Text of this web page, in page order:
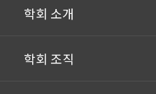
학회 소개
학회 조직